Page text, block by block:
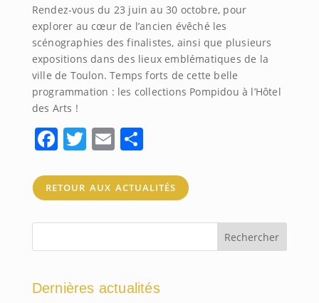
Rendez-vous du 23 juin au 30 octobre, pour
explorer au cœur de l’ancien évêché les
scénographies des finalistes, ainsi que plusieurs
expositions dans des lieux emblématiques de la
ville de Toulon. Temps forts de cette belle
programmation : les collections Pompidou à l’Hôtel
des Arts !
Facebook
Twitter
EmailShare
retour aux actualités
Dernières actualités